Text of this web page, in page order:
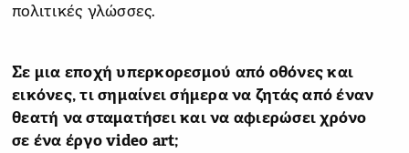
πολιτικές γλώσσες.
Σε μια εποχή υπερκορεσμού από οθόνες και
εικόνες, τι σημαίνει σήμερα να ζητάς από έναν
θεατή να σταματήσει και να αφιερώσει χρόνο
σε ένα έργο video art;